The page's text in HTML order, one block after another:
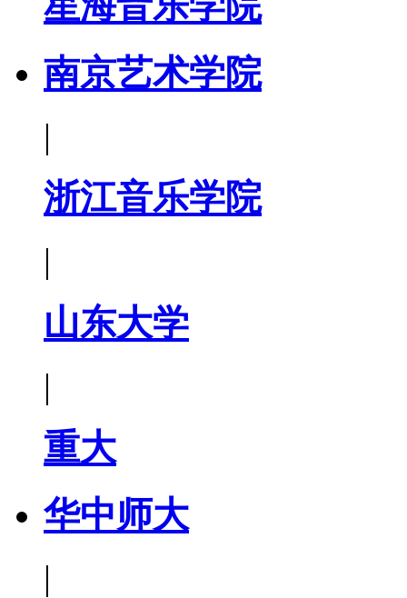
南京艺术学院
|
浙江音乐学院
|
山东大学
|
重大
华中师大
|